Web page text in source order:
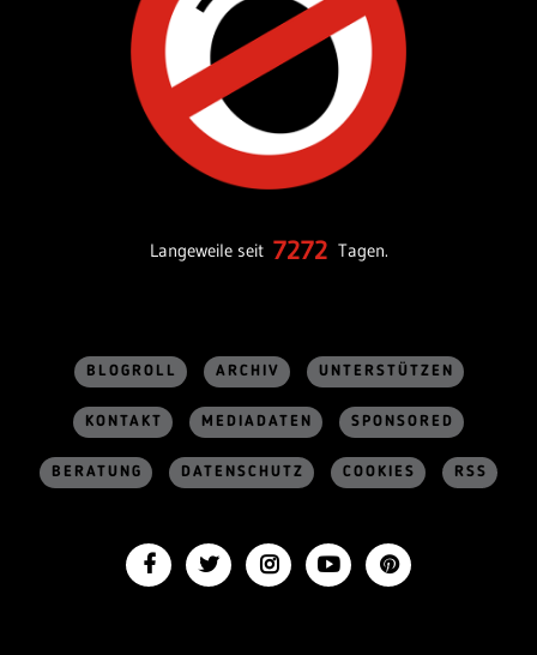
Langeweile seit 7272 Tagen.
BLOGROLL ARCHIV UNTERSTÜTZEN
KONTAKT MEDIADATEN SPONSORED
BERATUNG DATENSCHUTZ COOKIES RSS